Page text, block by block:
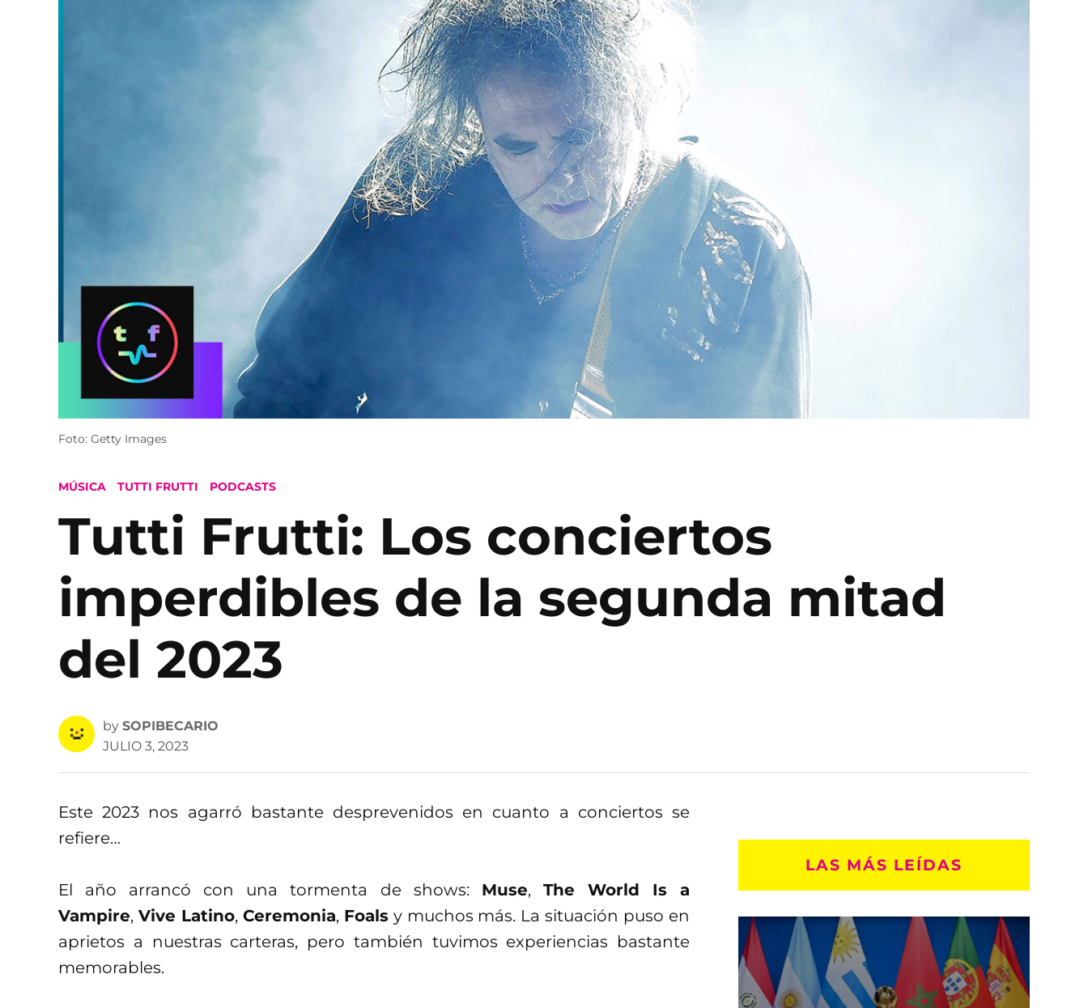
Foto: Getty Images
POSTED
MÚSICA TUTTI FRUTTI PODCASTS
Tutti Frutti: Los conciertos
imperdibles de la segunda mitad
del 2023
by SOPIBECARIO
JULIO 3, 2023
Este 2023 nos agarró bastante desprevenidos en cuanto a conciertos se
refiere…
El año arrancó con una tormenta de shows: Muse, The World Is a
Vampire, Vive Latino, Ceremonia, Foalsy muchos más. La situación puso en
aprietos a nuestras carteras, pero también tuvimos experiencias bastante
memorables.
LAS MÁS LEÍDAS